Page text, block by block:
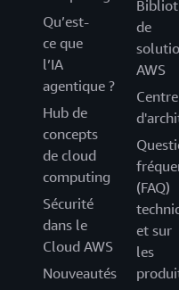
Qu’est-
ce que
l’IA
agentique ?
Hub de
concepts
de cloud
computing
Sécurité
dans le
Cloud AWS
Nouveautés
de
AWS
Centre
(FAQ)
et sur
les